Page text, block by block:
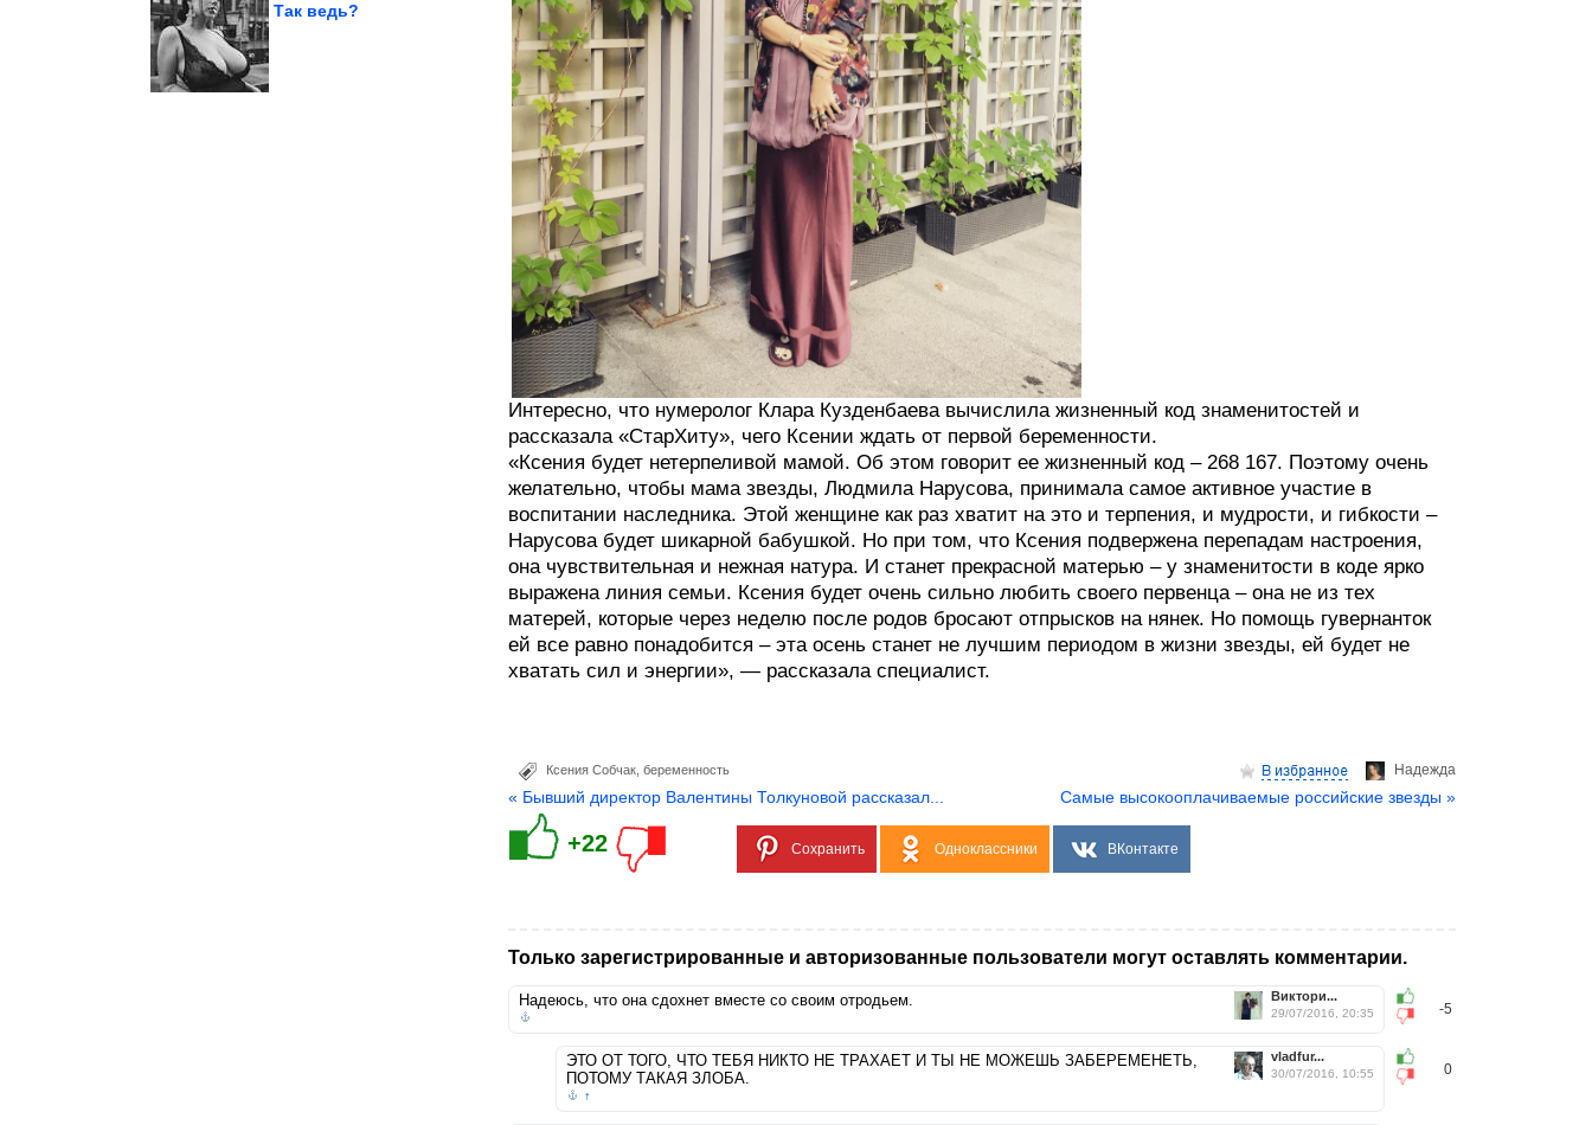
Идеальные образы для
Так ведь?
Интересно, что нумеролог Клара Кузденбаева вычислила жизненный код знаменитостей и
рассказала «СтарХиту», чего Ксении ждать от первой беременности.
«Ксения будет нетерпеливой мамой. Об этом говорит ее жизненный код – 268 167. Поэтому очень
желательно, чтобы мама звезды, Людмила Нарусова, принимала самое активное участие в
воспитании наследника. Этой женщине как раз хватит на это и терпения, и мудрости, и гибкости –
Нарусова будет шикарной бабушкой. Но при том, что Ксения подвержена перепадам настроения,
она чувствительная и нежная натура. И станет прекрасной матерью – у знаменитости в коде ярко
выражена линия семьи. Ксения будет очень сильно любить своего первенца – она не из тех
матерей, которые через неделю после родов бросают отпрысков на нянек. Но помощь гувернанток
ей все равно понадобится – эта осень станет не лучшим периодом в жизни звезды, ей будет не
хватать сил и энергии», — рассказала специалист.
Надеждa
Ксения Собчак беременность
« Бывший директор Валентины Толкуновой рассказал... Самые высокооплачиваемые российские звезды »
+22 Сохранить Одноклассники ВКонтакте
Только зарегистрированные и авторизованные пользователи могут оставлять комментарии.
-5
Виктори...
29/07/2016, 20:35
Надеюсь, что она сдохнет вместе со своим отродьем.
0
vladfur...
30/07/2016, 10:55
ЭТО ОТ ТОГО, ЧТО ТЕБЯ НИКТО НЕ ТРАХАЕТ И ТЫ НЕ МОЖЕШЬ ЗАБЕРЕМЕНЕТЬ,
ПОТОМУ ТАКАЯ ЗЛОБА.
↑